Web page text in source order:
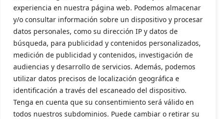
experiencia en nuestra página web. Podemos almacenar
y/o consultar información sobre un dispositivo y procesar
datos personales, como su dirección IP y datos de
búsqueda, para publicidad y contenidos personalizados,
medición de publicidad y contenidos, investigación de
audiencias y desarrollo de servicios. Además, podemos
utilizar datos precisos de localización geográfica e
identificación a través del escaneado del dispositivo.
Tenga en cuenta que su consentimiento será válido en
todos nuestros subdominios. Puede cambiar o retirar su
Contacto
LEGAL
Aviso Legal
Política de privacidad
Política de cookies